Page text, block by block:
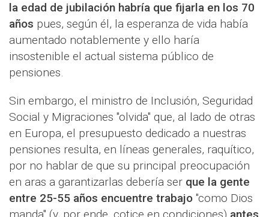
la edad de jubilación habría que fijarla en los 70
años pues, según él, la esperanza de vida había
aumentado notablemente y ello haría
insostenible el actual sistema público de
pensiones.
Sin embargo, el ministro de Inclusión, Seguridad
Social y Migraciones "olvida" que, al lado de otras
en Europa, el presupuesto dedicado a nuestras
pensiones resulta, en líneas generales, raquítico,
por no hablar de que su principal preocupación
en aras a garantizarlas debería ser que la gente
entre 25-55 años encuentre trabajo "como Dios